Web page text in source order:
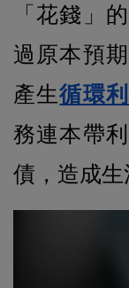
「花錢」
過原本預
產生循環
務連本帶
債，造成生